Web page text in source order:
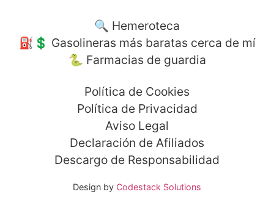
🔍 Hemeroteca
⛽️💲 Gasolineras más baratas cerca de mí
🐍 Farmacias de guardia
Política de Cookies
Política de Privacidad
Aviso Legal
Declaración de Afiliados
Descargo de Responsabilidad
Design by Codestack Solutions